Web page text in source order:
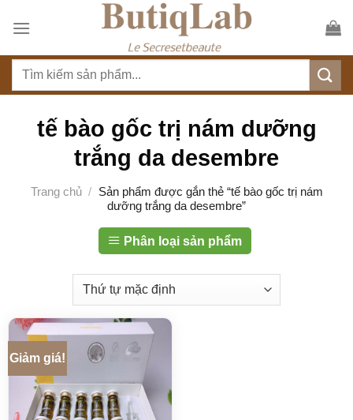
tế bào gốc trị nám dưỡng
trắng da desembre
Trang chủ / Sản phẩm được gắn thẻ “tế bào gốc trị nám
dưỡng trắng da desembre”
Phân loại sản phẩm
Giảm giá!